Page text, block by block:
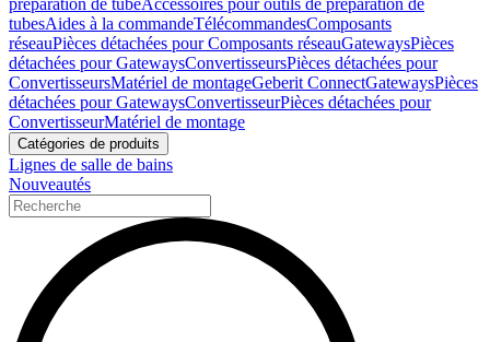
préparation de tubeAccessoires pour outils de préparation de
tubesAides à la commandeTélécommandesComposants
réseauPièces détachées pour Composants réseauGatewaysPièces
détachées pour GatewaysConvertisseursPièces détachées pour
ConvertisseursMatériel de montageGeberit ConnectGatewaysPièces
détachées pour GatewaysConvertisseurPièces détachées pour
ConvertisseurMatériel de montage
Catégories de produits
Lignes de salle de bains
Nouveautés